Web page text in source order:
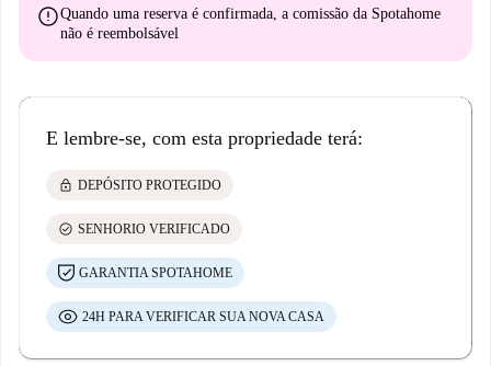
errorQuando uma reserva é confirmada, a comissão da Spotahome
não é reembolsável
E lembre-se, com esta propriedade terá:
lock DEPÓSITO PROTEGIDO
check_circle SENHORIO VERIFICADO
GARANTIA SPOTAHOME
24H PARA VERIFICAR SUA NOVA CASA